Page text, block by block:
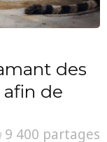
des
afin de
9 400 partages